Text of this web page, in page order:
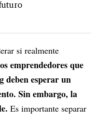
si realmente
emprendedores que
deben esperar un
Sin embargo, la
Es importante separar